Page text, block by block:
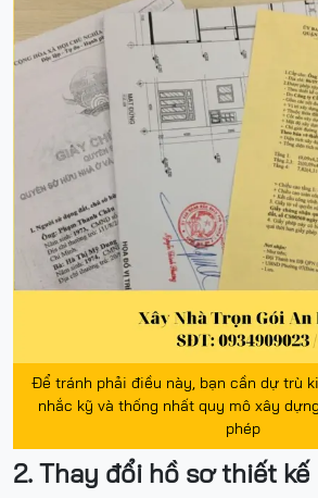
Để tránh phải điều này, bạn cần dự trù
nhắc kỹ và thống nhất quy mô xây
phép
2. Thay đổi hồ sơ thiết kế